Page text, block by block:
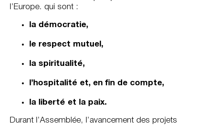
l’Europe. qui sont :
la démocratie,
le respect mutuel,
la spiritualité,
l’hospitalité et, en fin de compte,
la liberté et la paix.
Durant l’Assemblée, l’avancement des projets